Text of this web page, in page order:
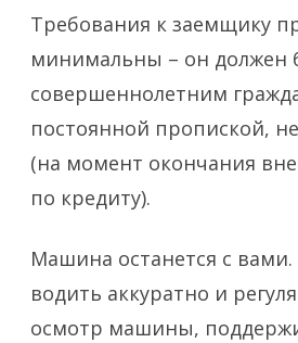
Требования к заемщику
минимальны – он должен
совершеннолетним
постоянной пропиской,
(на момент окончания
по кредиту).
Машина останется с вами.
водить аккуратно и
осмотр машины,